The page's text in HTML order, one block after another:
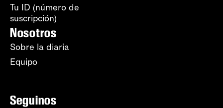
Tu ID (número de
suscripción)
Nosotros
Sobre la diaria
Equipo
Seguinos